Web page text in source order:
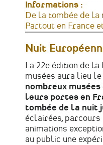
Informations :
Horaires
De la tombée de la
Lieu
Partout en France
Nuit
La 22e édition de
musées aura lieu le
nombreux
leurs portes en
tombée de la nuit
éclairées, parcours
animations
au public une